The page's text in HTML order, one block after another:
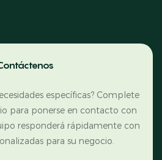
específicas? Complete
para ponerse en contacto con
responderá rápidamente con
para su negocio.